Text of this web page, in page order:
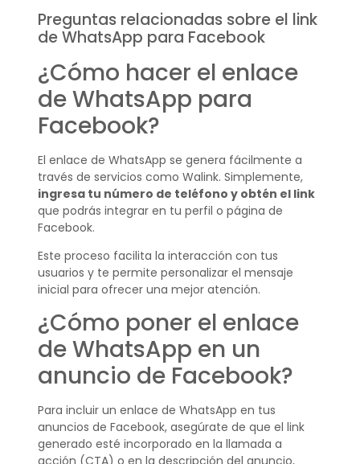
Preguntas relacionadas sobre el link
de WhatsApp para Facebook
¿Cómo hacer el enlace
de WhatsApp para
Facebook?
El enlace de WhatsApp se genera fácilmente a
través de servicios como Walink. Simplemente,
ingresa tu número de teléfono y obtén el link
que podrás integrar en tu perfil o página de
Facebook.
Este proceso facilita la interacción con tus
usuarios y te permite personalizar el mensaje
inicial para ofrecer una mejor atención.
¿Cómo poner el enlace
de WhatsApp en un
anuncio de Facebook?
Para incluir un enlace de WhatsApp en tus
anuncios de Facebook, asegúrate de que el link
generado esté incorporado en la llamada a